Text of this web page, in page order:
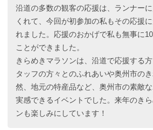
沿道の多数の観客の応援は、ランナー
くれて、今回が初参加の私もその応援
れました。応援のおかげで私も無事に
ことができました。
きらめきマラソンは、沿道で応援する
タッフの方々とのふれあいや奥州市の
然、地元の特産品など、奥州市の素敵
実感できるイベントでした。来年のき
ンも楽しみにしています！